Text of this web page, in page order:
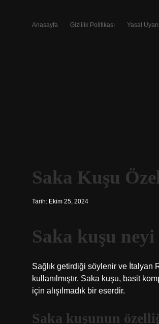
Anasayfa Gizlilik Politikası Yasal Uyarı
Saka Kuşu
Tarih: Ekim 25, 2024
Saka kuşu neyi
Sağlık getirdiği söylenir ve İtalyan
kullanılmıştır. Saka kuşu, basit
için alışılmadık bir eserdir.
Saka kuşunun